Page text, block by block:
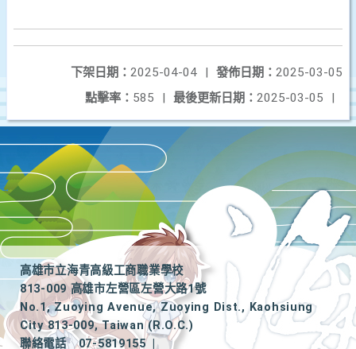
發佈日期： 2025-03-05
下架日期： 2025-04-04
最後更新日期： 2025-03-05
點擊率： 585
高雄市立海青高級工商職業學校
813-009 高雄市左營區左營大路1號
No.1, Zuoying Avenue, Zuoying Dist., Kaohsiung
City 813-009, Taiwan (R.O.C.)
聯絡電話
07-5819155
|